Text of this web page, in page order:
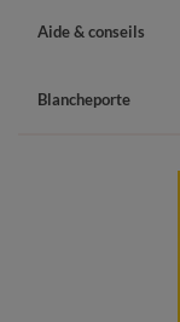
Aide & conseils
Blancheporte